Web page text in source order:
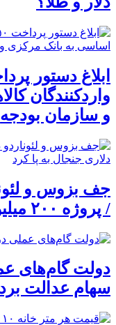
واردکنندگان
و سازمان بودجه
جف بزوس و
/ پروژه ۲۰۰ میلیون دلاری جنجال به پا کرد
دولت گام‌های
سهام عدالت